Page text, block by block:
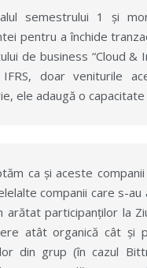
semestrului 1 și
pentru a închide
de business “Cloud &
IFRS, doar veniturile
ele adaugă o
ca și aceste
companii care s-
arătat participanților la
atât organică cât și
din grup (în cazul